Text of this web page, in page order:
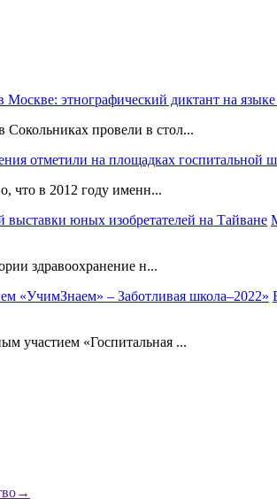
Москве: этнографический диктант на языке
провели в стол...
отметили на площадках госпитальной
что в 2012 году именн...
здравоохранение н...
участием «Госпитальная ...
→